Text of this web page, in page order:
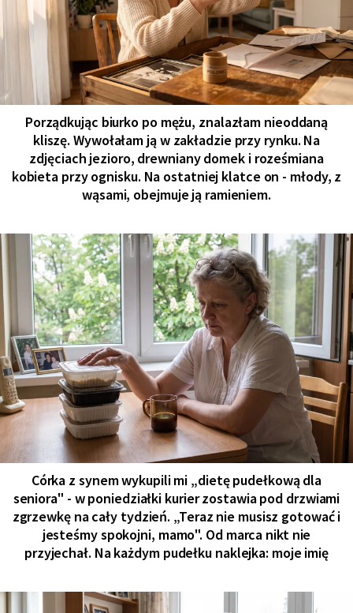
Porządkując biurko po mężu, znalazłam nieoddaną
kliszę. Wywołałam ją w zakładzie przy rynku. Na
zdjęciach jezioro, drewniany domek i roześmiana
kobieta przy ognisku. Na ostatniej klatce on - młody, z
wąsami, obejmuje ją ramieniem.
Córka z synem wykupili mi „dietę pudełkową dla
seniora" - w poniedziałki kurier zostawia pod drzwiami
zgrzewkę na cały tydzień. „Teraz nie musisz gotować i
jesteśmy spokojni, mamo". Od marca nikt nie
przyjechał. Na każdym pudełku naklejka: moje imię